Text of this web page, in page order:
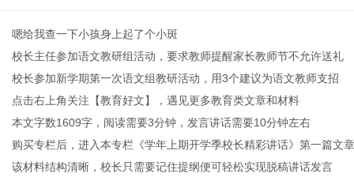
嗯给我查一下小孩身上起了个小斑
校长主任参加语文教研组活动，要求教师提醒家长教师节不允许送礼
校长参加新学期第一次语文组教研活动，用3个建议为语文教师支招
点击右上角关注【教育好文】，遇见更多教育类文章和材料
本文字数1609字，阅读需要3分钟，发言讲话需要10分钟左右
购买专栏后，进入本专栏《学年上期开学季校长精彩讲话》第一篇文
该材料结构清晰，校长只需要记住提纲便可轻松实现脱稿讲话发言